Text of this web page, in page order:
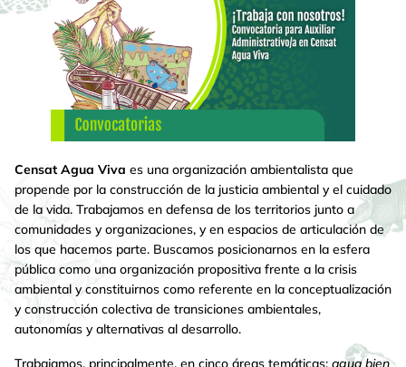
Censat Agua Viva es una organización ambientalista que
propende por la construcción de la justicia ambiental y el cuidado
de la vida. Trabajamos en defensa de los territorios junto a
comunidades y organizaciones, y en espacios de articulación de
los que hacemos parte. Buscamos posicionarnos en la esfera
pública como una organización propositiva frente a la crisis
ambiental y constituirnos como referente en la conceptualización
y construcción colectiva de transiciones ambientales,
autonomías y alternativas al desarrollo.
Trabajamos, principalmente, en cinco áreas temáticas: agua bien